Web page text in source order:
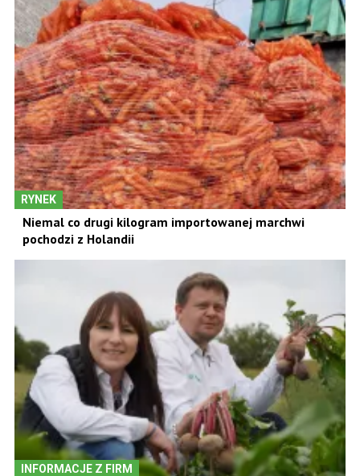
RYNEK
Niemal co drugi kilogram importowanej marchwi
pochodzi z Holandii
INFORMACJE Z FIRM